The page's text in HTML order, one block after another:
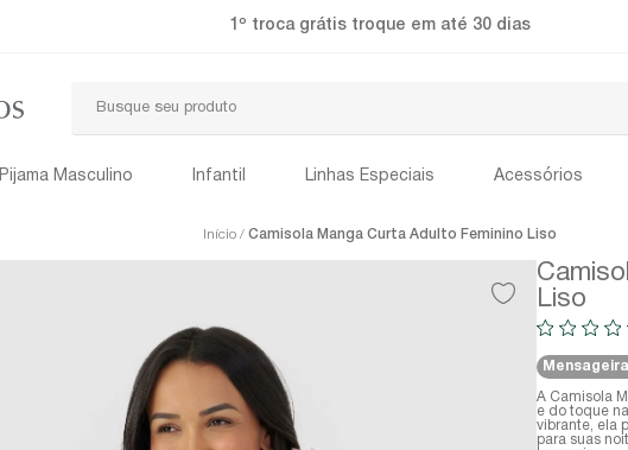
Seja um revendedor
Pijama Masculino Infantil Linhas Especiais Acessórios
Início Camisola Manga Curta Adulto Feminino Liso
Liso
A Camisola
e do toque
vibrante, ela
para suas